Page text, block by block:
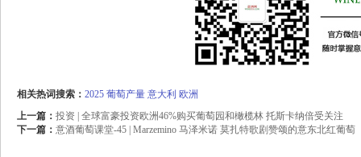
相关热词搜索： 2025 葡萄产量 意大利 欧洲
上一篇： 投资 | 全球富豪投资欧洲46%购买葡萄园和橄榄林 托斯卡纳倍受关注
下一篇： 意酒葡萄课堂-45 | Marzemino 马泽米诺 莫扎特歌剧赞颂的意东北红葡萄